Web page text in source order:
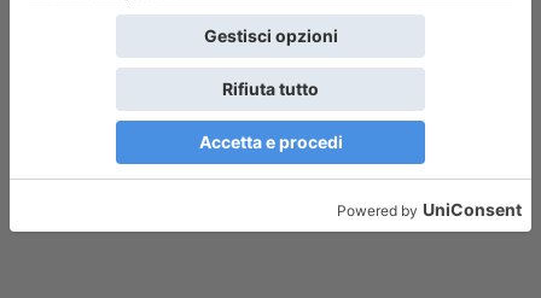
Pian del Lot, iniziati i lavori
per il restauro del Sacrario